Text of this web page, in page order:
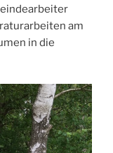
am
in die